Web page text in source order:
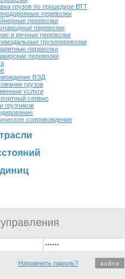
грузов по процедуре ВТТ
перевозки
перевозки
перевозки
и речные перевозки
грузоперевозки
перевозки
перевозки
ВЭД
грузов
услуги
сервис
грузчиков
сопровождение
Напомнить пароль?